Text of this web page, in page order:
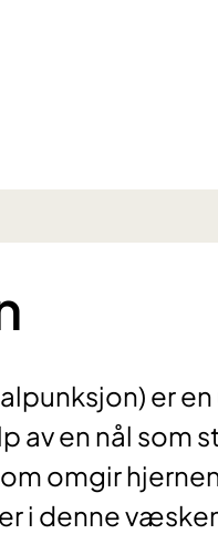
er
av en nål som
omgir
i denne